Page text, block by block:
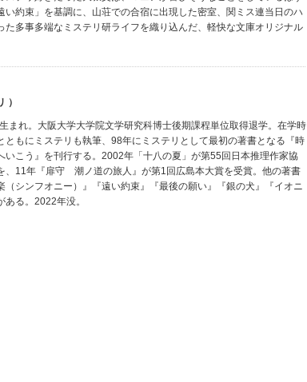
約束」を基調に、山荘での合宿に出現した密室、関ミス連当日のハ
た多事多端なミステリ研ライフを織り込んだ、軽快な文庫オリジナル
）
まれ。大阪大学大学院文学研究科博士後期課程単位取得退学。在学時
ともにミステリも執筆、98年にミステリとして最初の著書となる『時
いこう』を刊行する。2002年「十八の夏」が第55回日本推理作家協
、11年『扉守 潮ノ道の旅人』が第1回広島本大賞を受賞。他の著書
（シンフオニー）』『遠い約束』『最後の願い』『銀の犬』『イオニ
ある。2022年没。